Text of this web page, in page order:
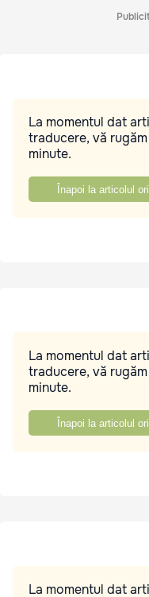
La momentul dat
traducere, vă
minute.
Înapoi la articolul
La momentul dat
traducere, vă
minute.
Înapoi la articolul
La momentul dat